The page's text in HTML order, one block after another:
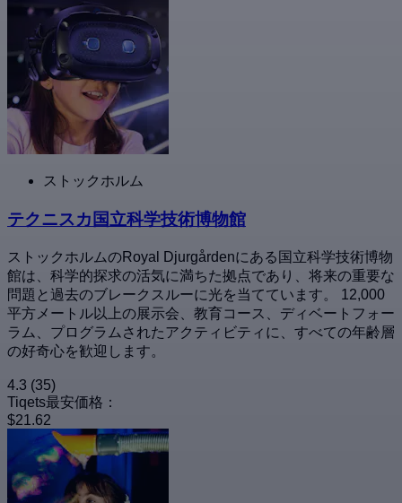
ストックホルム
テクニスカ国立科学技術博物館
ストックホルムのRoyal Djurgårdenにある国立科学技術博物
館は、科学的探求の活気に満ちた拠点であり、将来の重要な
問題と過去のブレークスルーに光を当てています。 12,000
平方メートル以上の展示会、教育コース、ディベートフォー
ラム、プログラムされたアクティビティに、すべての年齢層
の好奇心を歓迎します。
4.3 (35)
Tiqets最安価格：
$21.62